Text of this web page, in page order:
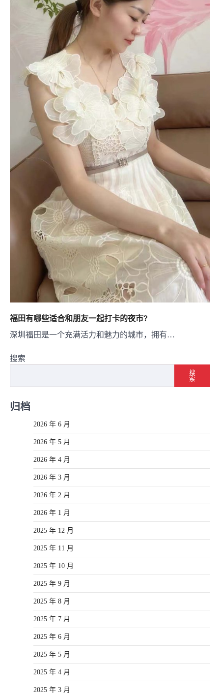
福田有哪些适合和朋友一起打卡的夜市?
深圳福田是一个充满活力和魅力的城市，拥有…
搜索
搜
索
归档
2026 年 6 月
2026 年 5 月
2026 年 4 月
2026 年 3 月
2026 年 2 月
2026 年 1 月
2025 年 12 月
2025 年 11 月
2025 年 10 月
2025 年 9 月
2025 年 8 月
2025 年 7 月
2025 年 6 月
2025 年 5 月
2025 年 4 月
2025 年 3 月